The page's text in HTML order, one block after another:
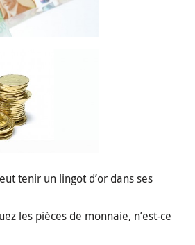
tenir un lingot d’or dans ses
les pièces de monnaie, n’est-ce